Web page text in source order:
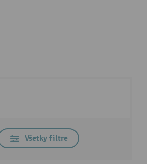
Všetky filtre